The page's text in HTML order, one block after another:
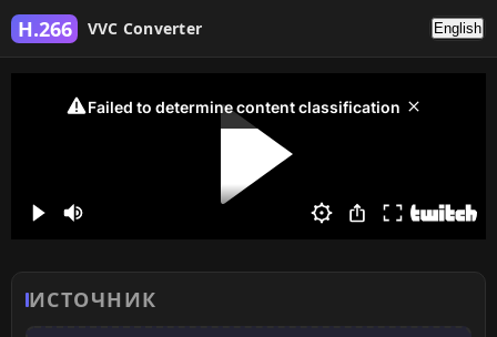
H.266 VVC Converter English
ИСТОЧНИК